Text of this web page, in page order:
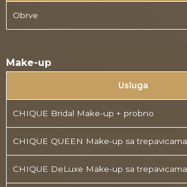
Obrve
Make-up
Usluga
CHIQUE Bridal Make-up + probno
CHIQUE QUEEN Make-up sa trepavicama
CHIQUE DeLuxe Make-up sa trepavicama